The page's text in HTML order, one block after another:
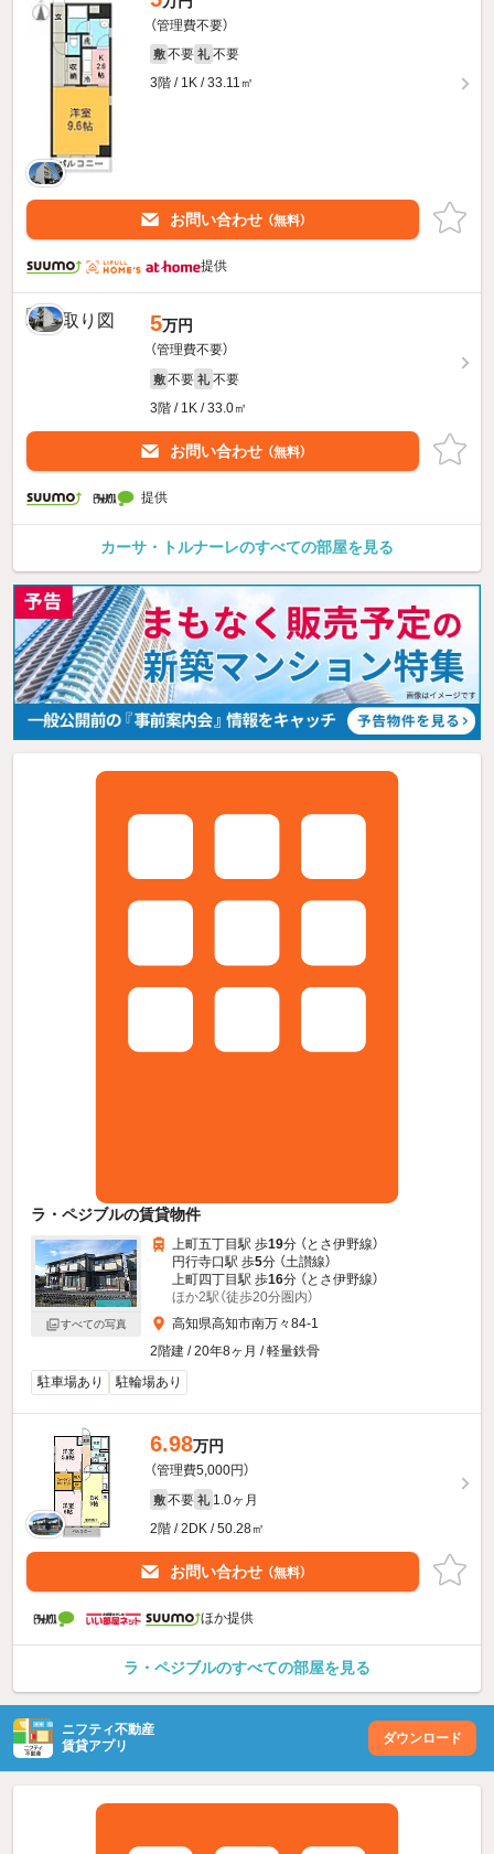
（管理費不要）
敷 不要 礼 不要
3階 / 1K / 33.11㎡
お問い合わせ （無料）
提供
5万円
（管理費不要）
敷 不要 礼 不要
3階 / 1K / 33.0㎡
お問い合わせ （無料）
提供
カーサ・トルナーレのすべての部屋を見る
ラ・ペジブルの賃貸物件
すべての写真
上町五丁目駅 歩19分 （とさ伊野線）
円行寺口駅 歩5分 （土讃線）
上町四丁目駅 歩16分 （とさ伊野線）
ほか2駅（徒歩20分圏内）
高知県高知市南万々84-1
2階建 / 20年8ヶ月 / 軽量鉄骨
駐車場あり
駐輪場あり
6.98万円
（管理費5,000円）
敷 不要 礼 1.0ヶ月
2階 / 2DK / 50.28㎡
お問い合わせ （無料）
ほか提供
ラ・ペジブルのすべての部屋を見る
ニフティ不動産
賃貸アプリ
ダウンロード